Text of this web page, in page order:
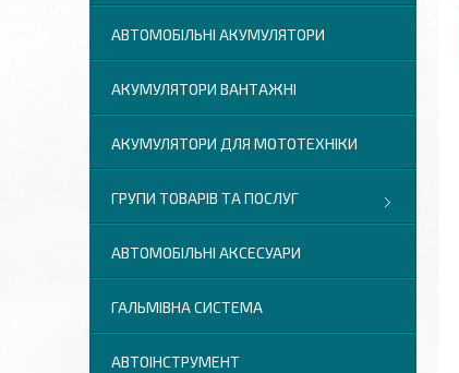
АВТОМОБІЛЬНІ АКУМУЛЯТОРИ
АКУМУЛЯТОРИ ВАНТАЖНІ
АКУМУЛЯТОРИ ДЛЯ МОТОТЕХНІКИ
ГРУПИ ТОВАРІВ ТА ПОСЛУГ
АВТОМОБІЛЬНІ АКСЕСУАРИ
ГАЛЬМІВНА СИСТЕМА
АВТОІНСТРУМЕНТ